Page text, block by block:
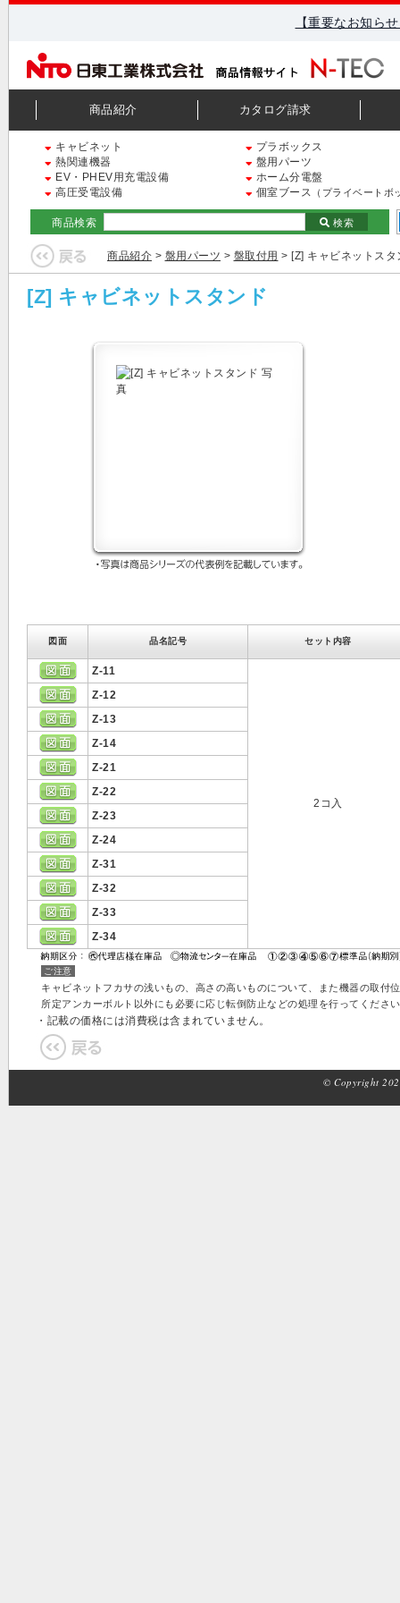
【重要なお知ら
商品紹介 カタログ請求
キャビネット
プラボックス
熱関連機器
盤用パーツ
EV・PHEV用充電設備
ホーム分電盤
高圧受電設備
個室ブース （プライベートボ
商品検索 検索
商品紹介 > 盤用パーツ > 盤取付用 > [Z] キャビネットスタ
[Z] キャビネットスタンド
図面 品名記号 セット内容
Z-11
2コ入
Z-12
Z-13
Z-14
Z-21
Z-22
Z-23
Z-24
Z-31
Z-32
Z-33
Z-34
ご注意
キャビネットフカサの浅いもの、高さの高いものについて、また機器の取付
所定アンカーボルト以外にも必要に応じ転倒防止などの処理を行ってくださ
・記載の価格には消費税は含まれていません。
© Copyright